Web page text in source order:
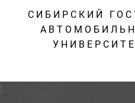
СИБИРСКИЙ